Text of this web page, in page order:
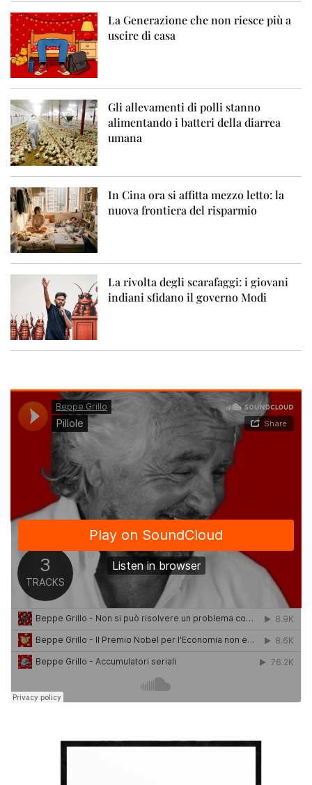
La Generazione che non riesce più a
uscire di casa
Gli allevamenti di polli stanno
alimentando i batteri della diarrea
umana
In Cina ora si affitta mezzo letto: la
nuova frontiera del risparmio
La rivolta degli scarafaggi: i giovani
indiani sfidano il governo Modi